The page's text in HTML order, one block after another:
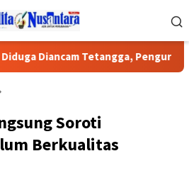
Diancam Tetangga, Pengurus PWI
Soroti
Berkualitas